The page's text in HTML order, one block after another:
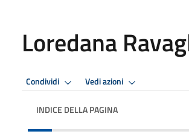
Loredana
Condividi Vedi azioni
INDICE DELLA PAGINA